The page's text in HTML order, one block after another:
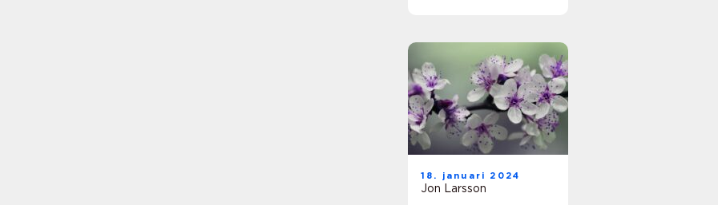
18. januari 2024
Jon Larsson